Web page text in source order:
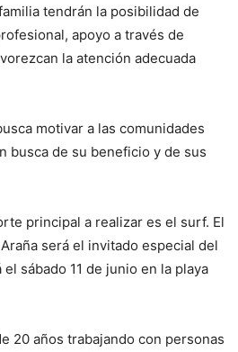
tendrán la posibilidad de
apoyo a través de
la atención adecuada
motivar a las comunidades
busca de su beneficio y de sus
principal a realizar es el surf. El
será el invitado especial del
sábado 11 de junio en la playa
20 años trabajando con personas